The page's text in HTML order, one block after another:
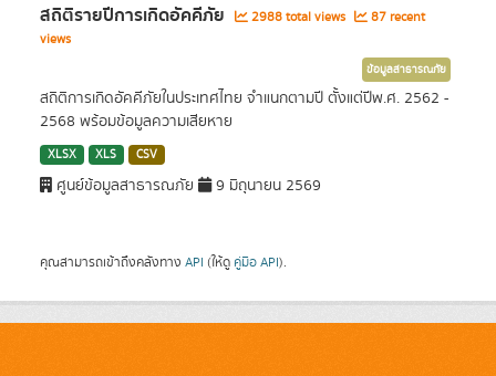
สถิติรายปีการเกิดอัคคีภัย 2988 total views
87 recent
views
ข้อมูลสาธารณภัย
สถิติการเกิดอัคคีภัยในประเทศไทย จำแนกตามปี ตั้งแต่ปีพ.ศ. 2562 -
2568 พร้อมข้อมูลความเสียหาย
XLSX XLS CSV
ศูนย์ข้อมูลสาธารณภัย 9 มิถุนายน 2569
คุณสามารถเข้าถึงคลังทาง API (ให้ดู คู่มือ API).